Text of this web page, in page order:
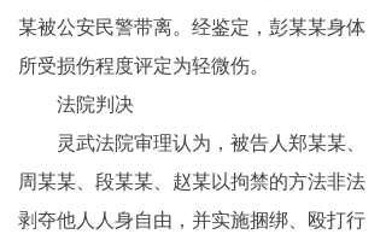
反传销问答
某被公安民警带离。经鉴定，彭某某身体
所受损伤程度评定为轻微伤。
法院判决
灵武法院审理认为，被告人郑某某、
周某某、段某某、赵某以拘禁的方法非法
剥夺他人人身自由，并实施捆绑、殴打行